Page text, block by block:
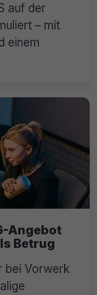
auf der
– mit
einem
Angebot
Betrug
bei Vorwerk